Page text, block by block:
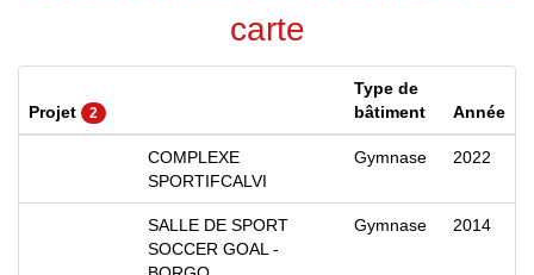
carte
Projet 2
Type de
bâtiment
Année
COMPLEXE
SPORTIFCALVI
Gymnase 2022
SALLE DE SPORT
SOCCER GOAL -
Gymnase 2014